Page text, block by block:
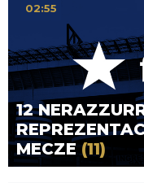
12
MECZE (11)
02:55